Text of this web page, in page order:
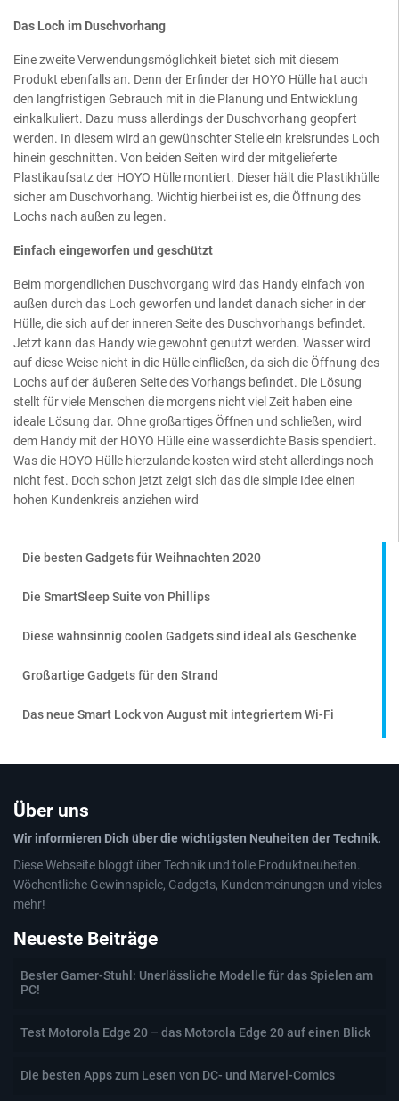
Das Loch im Duschvorhang
Eine zweite Verwendungsmöglichkeit bietet sich mit diesem
Produkt ebenfalls an. Denn der Erfinder der HOYO Hülle hat auch
den langfristigen Gebrauch mit in die Planung und Entwicklung
einkalkuliert. Dazu muss allerdings der Duschvorhang geopfert
werden. In diesem wird an gewünschter Stelle ein kreisrundes Loch
hinein geschnitten. Von beiden Seiten wird der mitgelieferte
Plastikaufsatz der HOYO Hülle montiert. Dieser hält die Plastikhülle
sicher am Duschvorhang. Wichtig hierbei ist es, die Öffnung des
Lochs nach außen zu legen.
Einfach eingeworfen und geschützt
Beim morgendlichen Duschvorgang wird das Handy einfach von
außen durch das Loch geworfen und landet danach sicher in der
Hülle, die sich auf der inneren Seite des Duschvorhangs befindet.
Jetzt kann das Handy wie gewohnt genutzt werden. Wasser wird
auf diese Weise nicht in die Hülle einfließen, da sich die Öffnung des
Lochs auf der äußeren Seite des Vorhangs befindet. Die Lösung
stellt für viele Menschen die morgens nicht viel Zeit haben eine
ideale Lösung dar. Ohne großartiges Öffnen und schließen, wird
dem Handy mit der HOYO Hülle eine wasserdichte Basis spendiert.
Was die HOYO Hülle hierzulande kosten wird steht allerdings noch
nicht fest. Doch schon jetzt zeigt sich das die simple Idee einen
hohen Kundenkreis anziehen wird
Die besten Gadgets für Weihnachten 2020
Die SmartSleep Suite von Phillips
Diese wahnsinnig coolen Gadgets sind ideal als Geschenke
Großartige Gadgets für den Strand
Das neue Smart Lock von August mit integriertem Wi-Fi
Über uns
Wir informieren Dich über die wichtigsten Neuheiten der Technik.
Diese Webseite bloggt über Technik und tolle Produktneuheiten.
Wöchentliche Gewinnspiele, Gadgets, Kundenmeinungen und vieles
mehr!
Neueste Beiträge
Bester Gamer-Stuhl: Unerlässliche Modelle für das Spielen am
PC!
Test Motorola Edge 20 – das Motorola Edge 20 auf einen Blick
Die besten Apps zum Lesen von DC- und Marvel-Comics